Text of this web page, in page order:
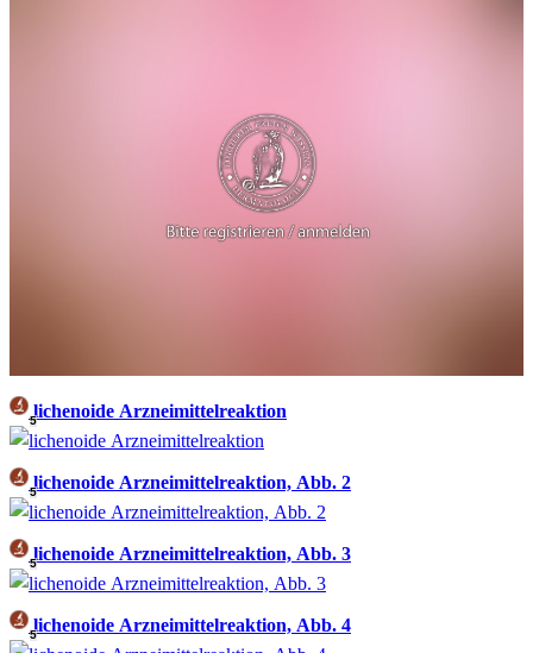
5lichenoide Arzneimittelreaktion
5lichenoide Arzneimittelreaktion, Abb. 2
5lichenoide Arzneimittelreaktion, Abb. 3
5lichenoide Arzneimittelreaktion, Abb. 4